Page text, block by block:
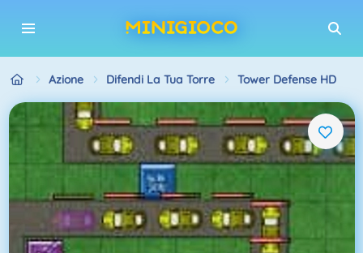
Azione Difendi La Tua Torre Tower Defense HD